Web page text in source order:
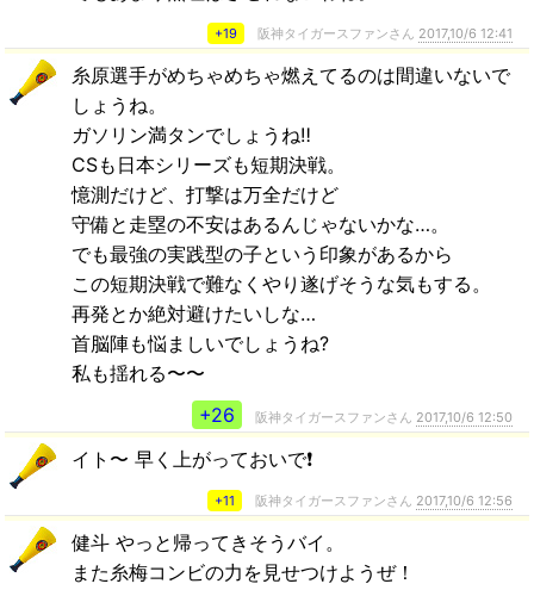
+19 阪神タイガースファンさん 2017,10/6 12:41
糸原選手がめちゃめちゃ燃えてるのは間違いないで
しょうね。
ガソリン満タンでしょうね‼️
CSも日本シリーズも短期決戦。
憶測だけど、打撃は万全だけど
守備と走塁の不安はあるんじゃないかな…。
でも最強の実践型の子という印象があるから
この短期決戦で難なくやり遂げそうな気もする。
再発とか絶対避けたいしな…
首脳陣も悩ましいでしょうね?
私も揺れる〜〜
+26
阪神タイガースファンさん 2017,10/6 12:50
イト〜 早く上がっておいで❗️
+11 阪神タイガースファンさん 2017,10/6 12:56
健斗 やっと帰ってきそうバイ。
また糸梅コンビの力を見せつけようぜ！